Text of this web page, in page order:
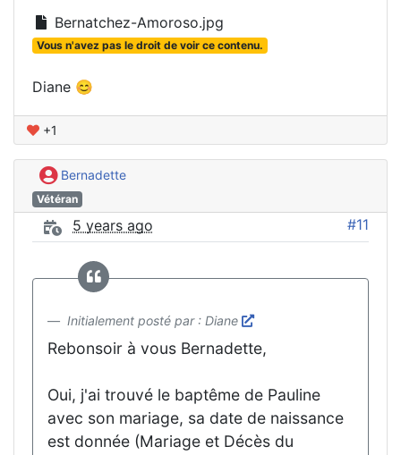
Bernatchez-Amoroso.jpg
Vous n'avez pas le droit de voir ce contenu.
Diane 😊
+1
Bernadette
Vétéran
5 years ago #11
Initialement posté par : Diane
Rebonsoir à vous Bernadette,
Oui, j'ai trouvé le baptême de Pauline
avec son mariage, sa date de naissance
est donnée (Mariage et Décès du